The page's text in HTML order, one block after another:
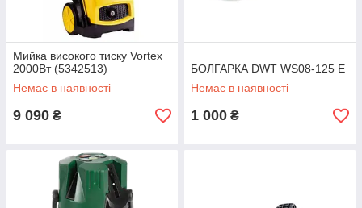
Мийка високого тиску Vortex
2000Вт (5342513)
Немає в наявності
9 090 ₴
БОЛГАРКА DWT WS08-125 E
Немає в наявності
1 000 ₴